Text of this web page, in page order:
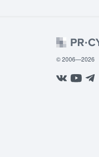
© 2006—2026